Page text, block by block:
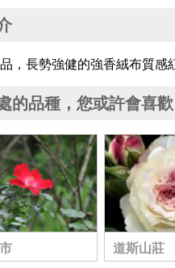
，長勢強健的強香絨布質感
的品種，您或許會喜歡
道斯山莊